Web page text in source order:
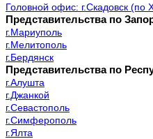
Головной офис: г.Скадовск (по
Представительства по
г.Мариуполь
г.Мелитополь
г.Бердянск
Представительства по
г.Алушта
г.Джанкой
г.Севастополь
г.Симферополь
г.Ялта